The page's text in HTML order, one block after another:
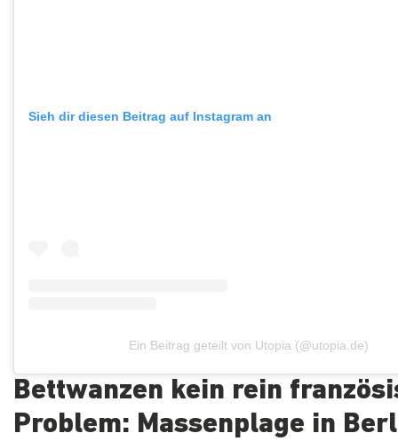
Sieh dir diesen Beitrag auf Instagram an
Ein Beitrag geteilt von Utopia (@utopia.de)
Bettwanzen kein rein
Problem: Massenplage in